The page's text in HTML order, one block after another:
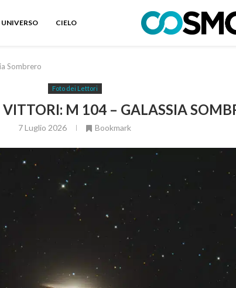
UNIVERSO CIELO
Sombrero
Foto dei Lettori
M 104 – GALASSIA
7 Luglio 2026 Bookmark